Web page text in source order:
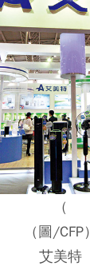
（
（圖/CFP）
艾美特